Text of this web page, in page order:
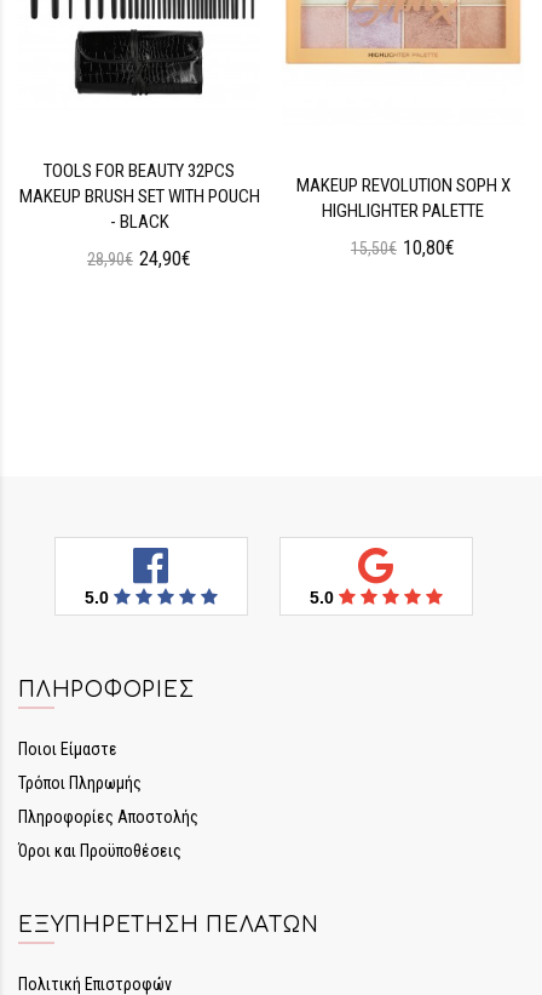
TOOLS FOR BEAUTY 32PCS
MAKEUP BRUSH SET WITH POUCH
- BLACK
28,90€ 24,90€
MAKEUP REVOLUTION SOPH X
HIGHLIGHTER PALETTE
15,50€ 10,80€
5.0 5.0
ΠΛΗΡΟΦΟΡΊΕΣ
Ποιοι Είμαστε
Τρόποι Πληρωμής
Πληροφορίες Αποστολής
Όροι και Προϋποθέσεις
ΕΞΥΠΗΡΈΤΗΣΗ ΠΕΛΑΤΏΝ
Πολιτική Επιστροφών